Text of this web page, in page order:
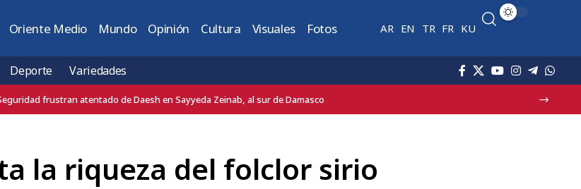
Oriente Medio Mundo Opinión Cultura Visuales Fotos AR EN TR FR KU
Deporte Variedades
Türkiye en Damasco condena el atentado terrorista ocurrido en Jaramana
la riqueza del folclor sirio